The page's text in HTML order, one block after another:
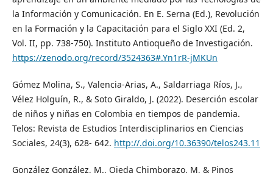
la Información y Comunicación. En E. Serna (Ed.), Revolución
en la Formación y la Capacitación para el Siglo XXI (Ed. 2,
Vol. II, pp. 738-750). Instituto Antioqueño de Investigación.
https://zenodo.org/record/3524363#.Yn1rR-jMKUn
Gómez Molina, S., Valencia-Arias, A., Saldarriaga Ríos, J.,
Vélez Holguín, R., & Soto Giraldo, J. (2022). Deserción escolar
de niños y niñas en Colombia en tiempos de pandemia.
Telos: Revista de Estudios Interdisciplinarios en Ciencias
Sociales, 24(3), 628- 642. http://.doi.org/10.36390/telos243.11
González González, M., Ojeda Chimborazo, M, & Pinos